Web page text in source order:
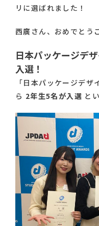
リに選ばれました！
西廣さん、おめでとう
日本パッケージデ
入選！
「日本パッケージデ
ら 2年生5名が入選 と